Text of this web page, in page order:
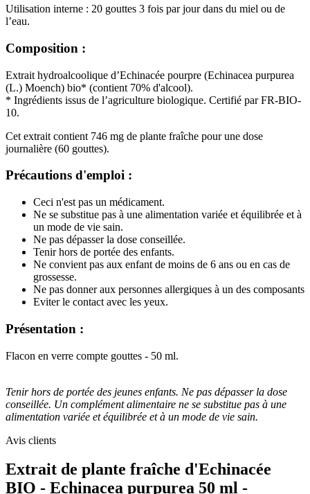
Utilisation interne : 20 gouttes 3 fois par jour dans du miel ou de
l’eau.
Composition :
Extrait hydroalcoolique d’Echinacée pourpre (Echinacea purpurea
(L.) Moench) bio* (contient 70% d'alcool).
* Ingrédients issus de l’agriculture biologique. Certifié par FR-BIO-
10.
Cet extrait contient 746 mg de plante fraîche pour une dose
journalière (60 gouttes).
Précautions d'emploi :
Ceci n'est pas un médicament.
Ne se substitue pas à une alimentation variée et équilibrée et à
un mode de vie sain.
Ne pas dépasser la dose conseillée.
Tenir hors de portée des enfants.
Ne convient pas aux enfant de moins de 6 ans ou en cas de
grossesse.
Ne pas donner aux personnes allergiques à un des composants
Eviter le contact avec les yeux.
Présentation :
Flacon en verre compte gouttes - 50 ml.
Tenir hors de portée des jeunes enfants. Ne pas dépasser la dose
conseillée. Un complément alimentaire ne se substitue pas à une
alimentation variée et équilibrée et à un mode de vie sain.
Avis clients
Extrait de plante fraîche d'Echinacée
BIO - Echinacea purpurea 50 ml -